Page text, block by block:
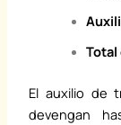
Total
El auxilio de
devengan